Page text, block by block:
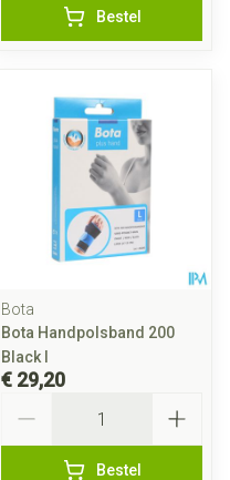
Bestel
Bota
Bota Handpolsband 200
Black l
€ 29,20
Bestel